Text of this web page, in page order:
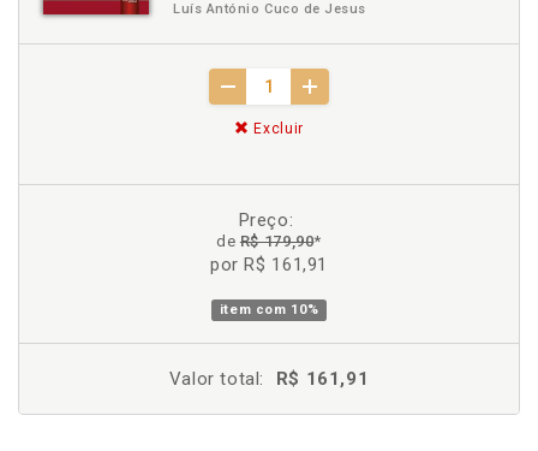
Luís António Cuco de Jesus
Excluir
Preço:
deR$ 179,90*
por R$ 161,91
item com 10%
Valor total: R$ 161,91